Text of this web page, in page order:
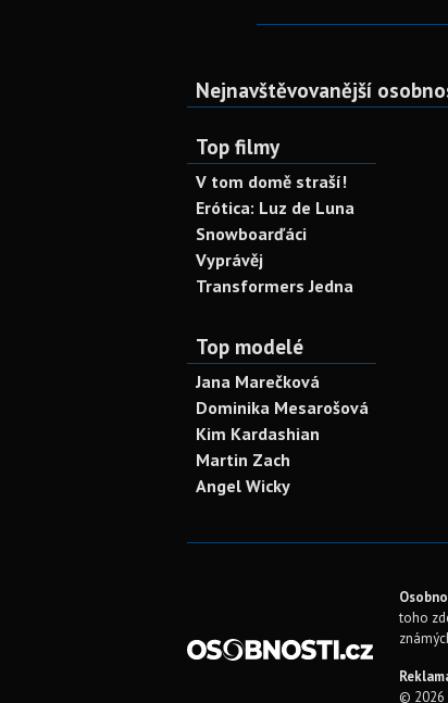
Nejnavštěvovanější
Top filmy
V tom domě straší!
Erótica: Luz de Luna
Snowboarďáci
Vyprávěj
Transformers Jedna
Top modelé
Jana Marečková
Dominika Mesarošová
Kim Kardashian
Martin Zach
Angel Wicky
toho
© 2026